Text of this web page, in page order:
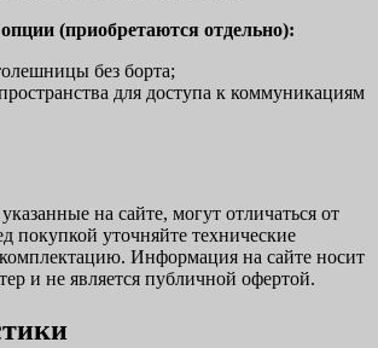
(приобретаются отдельно):
без борта;
для доступа к коммуникациям
на сайте, могут отличаться от
покупкой уточняйте технические
Информация на сайте носит
и не является публичной офертой.